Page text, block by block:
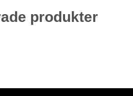
produkter